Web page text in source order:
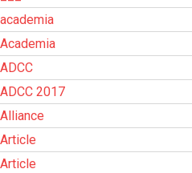
academia
Academia
ADCC
ADCC 2017
Alliance
Article
Article